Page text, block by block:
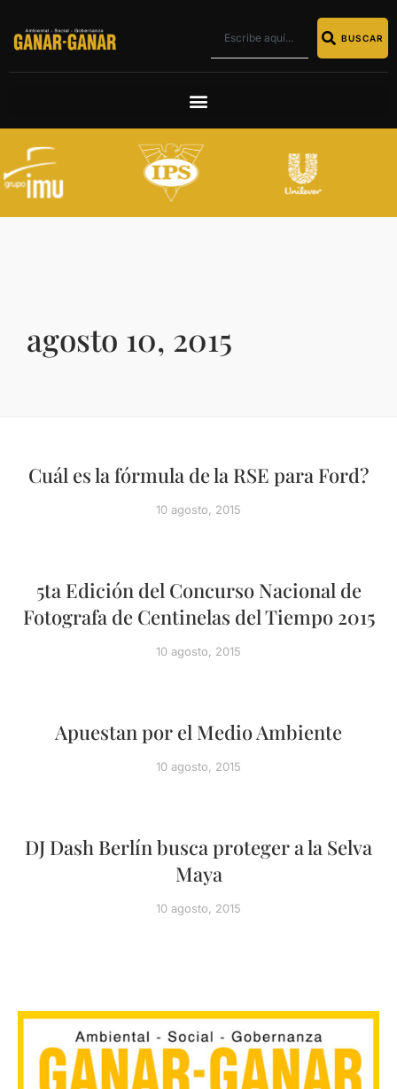
BUSCAR
agosto 10, 2015
Cuál es la fórmula de la RSE para Ford?
10 agosto, 2015
5ta Edición del Concurso Nacional de
Fotografa de Centinelas del Tiempo 2015
10 agosto, 2015
Apuestan por el Medio Ambiente
10 agosto, 2015
DJ Dash Berlín busca proteger a la Selva
Maya
10 agosto, 2015